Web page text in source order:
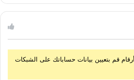
قم بتعيين بيانات حساباتك على الشبكات